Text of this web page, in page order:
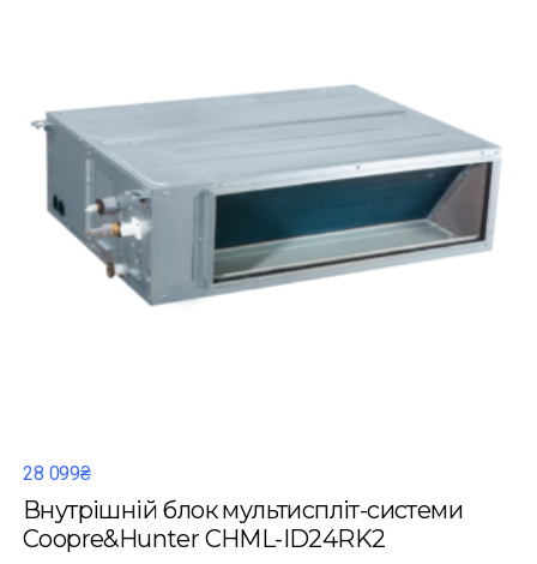
28 099₴
Внутрішній блок мультиспліт-системи
Coopre&Hunter CHML-ID24RK2